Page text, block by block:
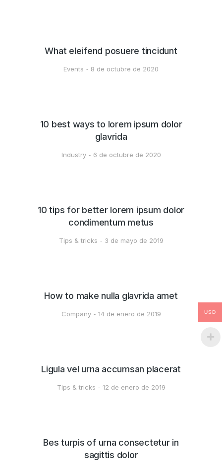
What eleifend posuere tincidunt
Events 8 de octubre de 2020
10 best ways to lorem ipsum dolor
glavrida
Industry 6 de octubre de 2020
10 tips for better lorem ipsum dolor
condimentum metus
Tips & tricks 3 de mayo de 2019
How to make nulla glavrida amet
Company 14 de enero de 2019
Ligula vel urna accumsan placerat
Tips & tricks 12 de enero de 2019
Bes turpis of urna consectetur in
sagittis dolor
USD